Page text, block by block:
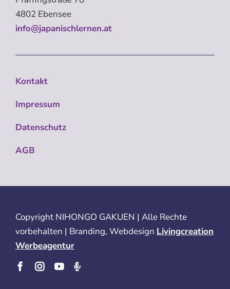
4802 Ebensee
info@japanischlernen.at
Kontakt
Impressum
Datenschutz
AGB
Copyright NIHONGO GAKUEN | Alle Rechte
vorbehalten | Branding, Webdesign Livingcreation
Werbeagentur